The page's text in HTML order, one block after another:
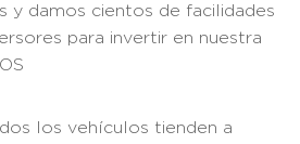
y damos cientos de facilidades
para invertir en nuestra
los vehículos tienden a